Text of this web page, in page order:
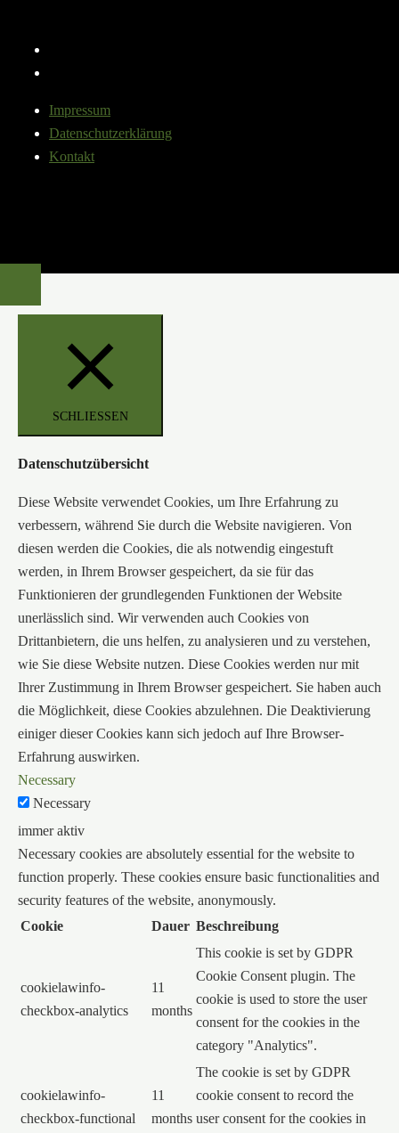
Impressum
Datenschutzerklärung
Kontakt
SCHLIESSEN
Datenschutzübersicht
Diese Website verwendet Cookies, um Ihre Erfahrung zu
verbessern, während Sie durch die Website navigieren. Von
diesen werden die Cookies, die als notwendig eingestuft
werden, in Ihrem Browser gespeichert, da sie für das
Funktionieren der grundlegenden Funktionen der Website
unerlässlich sind. Wir verwenden auch Cookies von
Drittanbietern, die uns helfen, zu analysieren und zu verstehen,
wie Sie diese Website nutzen. Diese Cookies werden nur mit
Ihrer Zustimmung in Ihrem Browser gespeichert. Sie haben auch
die Möglichkeit, diese Cookies abzulehnen. Die Deaktivierung
einiger dieser Cookies kann sich jedoch auf Ihre Browser-
Erfahrung auswirken.
Necessary
Necessary
immer aktiv
Necessary cookies are absolutely essential for the website to
function properly. These cookies ensure basic functionalities and
security features of the website, anonymously.
Cookie
Dauer Beschreibung
cookielawinfo-
checkbox-analytics
11
months
This cookie is set by GDPR
Cookie Consent plugin. The
cookie is used to store the user
consent for the cookies in the
category "Analytics".
cookielawinfo-
checkbox-functional
11
months
The cookie is set by GDPR
cookie consent to record the
user consent for the cookies in